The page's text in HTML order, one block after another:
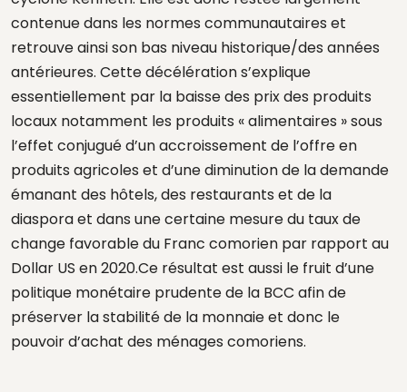
contenue dans les normes communautaires et
retrouve ainsi son bas niveau historique/des années
antérieures. Cette décélération s’explique
essentiellement par la baisse des prix des produits
locaux notamment les produits « alimentaires » sous
l’effet conjugué d’un accroissement de l’offre en
produits agricoles et d’une diminution de la demande
émanant des hôtels, des restaurants et de la
diaspora et dans une certaine mesure du taux de
change favorable du Franc comorien par rapport au
Dollar US en 2020.Ce résultat est aussi le fruit d’une
politique monétaire prudente de la BCC afin de
préserver la stabilité de la monnaie et donc le
pouvoir d’achat des ménages comoriens.